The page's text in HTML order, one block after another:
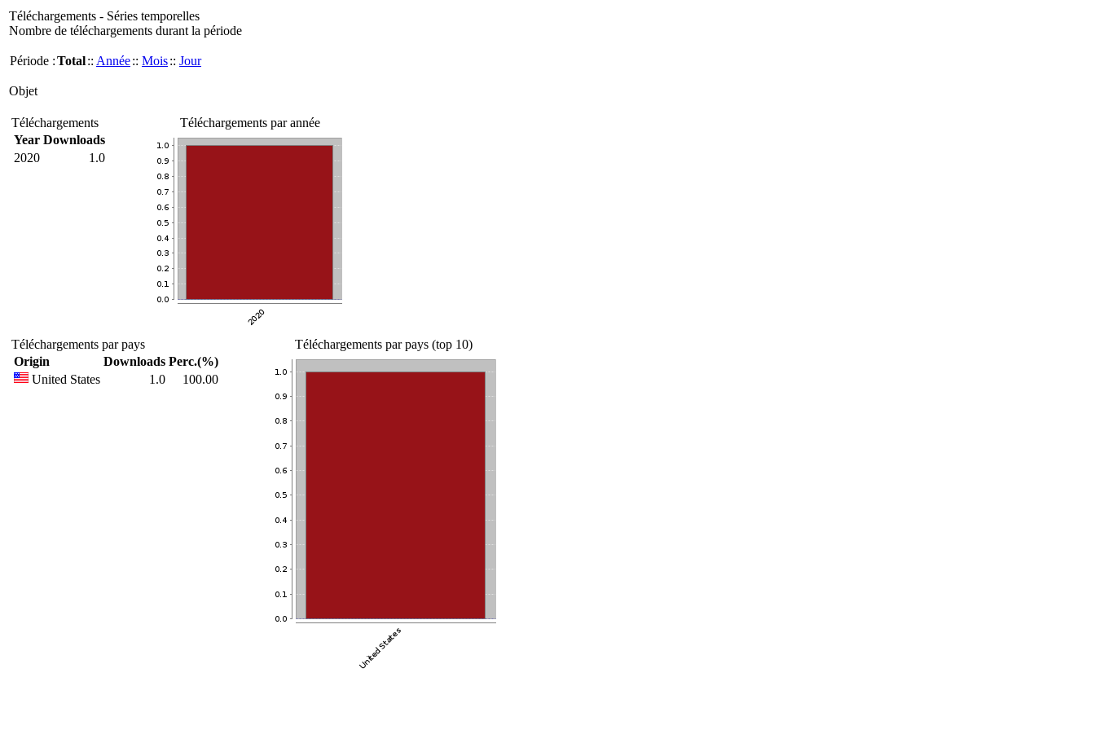
Téléchargements - Séries temporelles
Nombre de téléchargements durant la période
Période :Total:: Année:: Mois:: Jour
Objet
Téléchargements
Year Downloads
2020
1.0
Téléchargements par année
Téléchargements par pays
Origin
Downloads Perc.(%)
United States
1.0 100.00
Téléchargements par pays (top 10)